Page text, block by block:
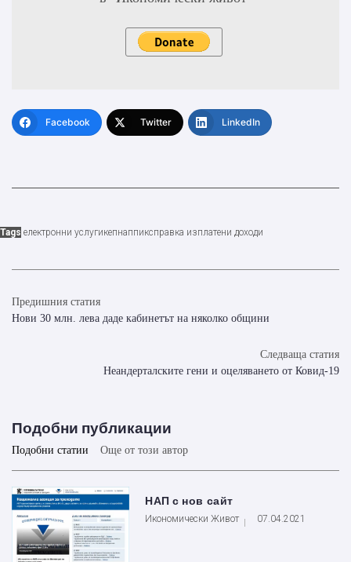
Facebook Twitter LinkedIn
Tags електронни услугикепнаппиксправка изплатени доходи
Предишния статия
Нови 30 млн. лева даде кабинетът на няколко общини
Следваща статия
Неандерталските гени и оцеляването от Ковид-19
Подобни публикации
Подобни статии Още от този автор
НАП с нов сайт
Икономически Живот 07.04.2021